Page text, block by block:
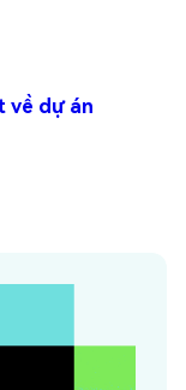
về dự án